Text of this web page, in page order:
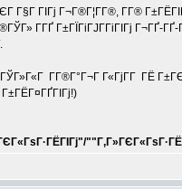
Г§Г ГІГј Г¬Г®Г¦Г­Г®, Г­Г®
Г­ГҐ Г±ГЇГіГЈГ­ГіГІГј Г¬ГҐ-
Г­Г®Г°Г¬Г Г«ГјГ­Г ГЁ